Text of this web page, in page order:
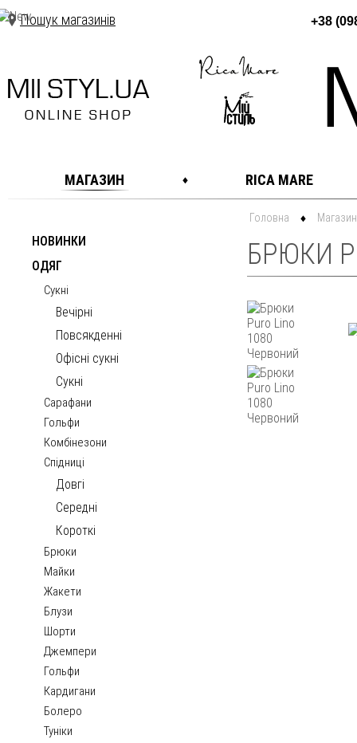
Пошук магазинів +38
МАГАЗИН RICA MARE
НОВИНКИ
ОДЯГ
Сукні
Вечірні
Повсякденні
Офісні сукні
Сукні
Сарафани
Гольфи
Комбінезони
Спідниці
Довгі
Середні
Короткі
Брюки
Майки
Жакети
Блузи
Шорти
Джемпери
Гольфи
Кардигани
Болеро
Туніки
Головна Магазин
БРЮКИ